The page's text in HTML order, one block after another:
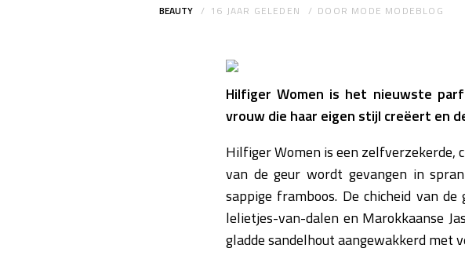
BEAUTY 16 JAAR GELEDEN DOOR MODE MODEBLOG
Hilfiger Women is het nieuwste
vrouw die haar eigen stijl creëert en
Hilfiger Women is een zelfverzekerde,
van de geur wordt gevangen in
sappige framboos. De chicheid van
lelietjes-van-dalen en Marokkaanse
gladde sandelhout aangewakkerd met